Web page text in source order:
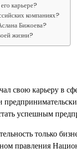
карьере?
компаниях?
Бижоева?
жизни?
свою карьеру в
успешным
только
правления